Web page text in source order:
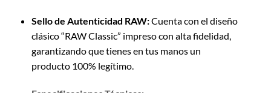
Sello de Autenticidad RAW:Cuenta con el diseño
clásico “RAW Classic” impreso con alta fidelidad,
garantizando que tienes en tus manos un
producto 100% legítimo.